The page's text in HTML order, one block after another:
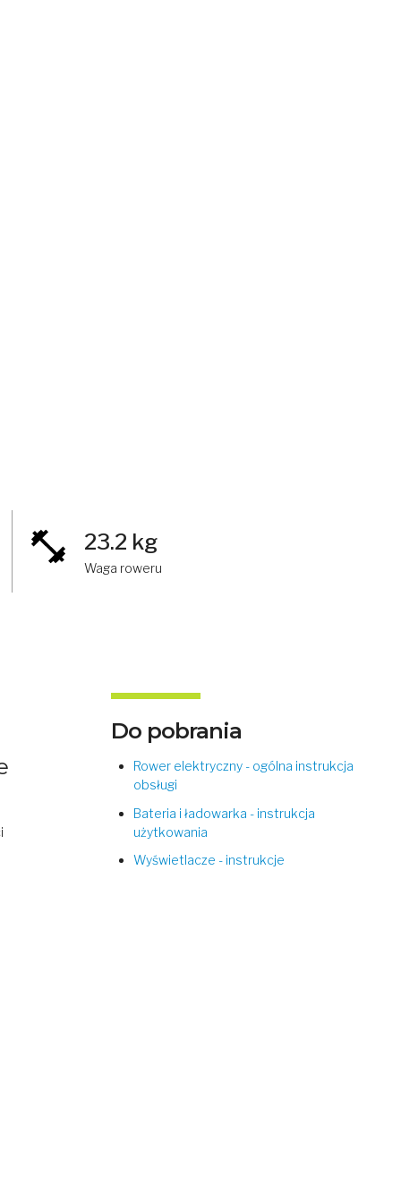
23.2 kg
Waga roweru
Do pobrania
Rower elektryczny - ogólna instrukcja
obsługi
Bateria i ładowarka - instrukcja
użytkowania
Wyświetlacze - instrukcje